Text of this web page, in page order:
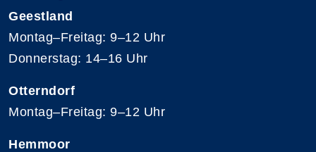
Geestland
Montag–Freitag: 9–12 Uhr
Donnerstag: 14–16 Uhr
Otterndorf
Montag–Freitag: 9–12 Uhr
Hemmoor